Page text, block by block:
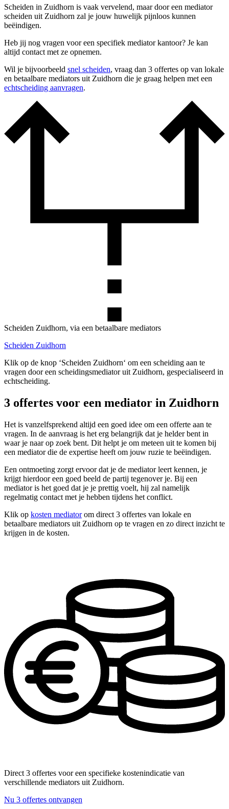
Scheiden in Zuidhorn is vaak vervelend, maar door een mediator
scheiden uit Zuidhorn zal je jouw huwelijk pijnloos kunnen
beëindigen.
Heb jij nog vragen voor een specifiek mediator kantoor? Je kan
altijd contact met ze opnemen.
Wil je bijvoorbeeld snel scheiden, vraag dan 3 offertes op van lokale
en betaalbare mediators uit Zuidhorn die je graag helpen met een
echtscheiding aanvragen.
Scheiden Zuidhorn, via een betaalbare mediators
Scheiden Zuidhorn
Klik op de knop ‘Scheiden Zuidhorn‘ om een scheiding aan te
vragen door een scheidingsmediator uit Zuidhorn, gespecialiseerd in
echtscheiding.
3 offertes voor een mediator in Zuidhorn
Het is vanzelfsprekend altijd een goed idee om een offerte aan te
vragen. In de aanvraag is het erg belangrijk dat je helder bent in
waar je naar op zoek bent. Dit helpt je om meteen uit te komen bij
een mediator die de expertise heeft om jouw ruzie te beëindigen.
Een ontmoeting zorgt ervoor dat je de mediator leert kennen, je
krijgt hierdoor een goed beeld de partij tegenover je. Bij een
mediator is het goed dat je je prettig voelt, hij zal namelijk
regelmatig contact met je hebben tijdens het conflict.
Klik op kosten mediatorom direct 3 offertes van lokale en
betaalbare mediators uit Zuidhorn op te vragen en zo direct inzicht te
krijgen in de kosten.
Direct 3 offertes voor een specifieke kostenindicatie van
verschillende mediators uit Zuidhorn.
Nu 3 offertes ontvangen